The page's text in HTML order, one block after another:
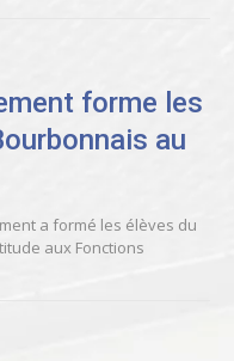
forme les
au
a formé les élèves du
aux Fonctions